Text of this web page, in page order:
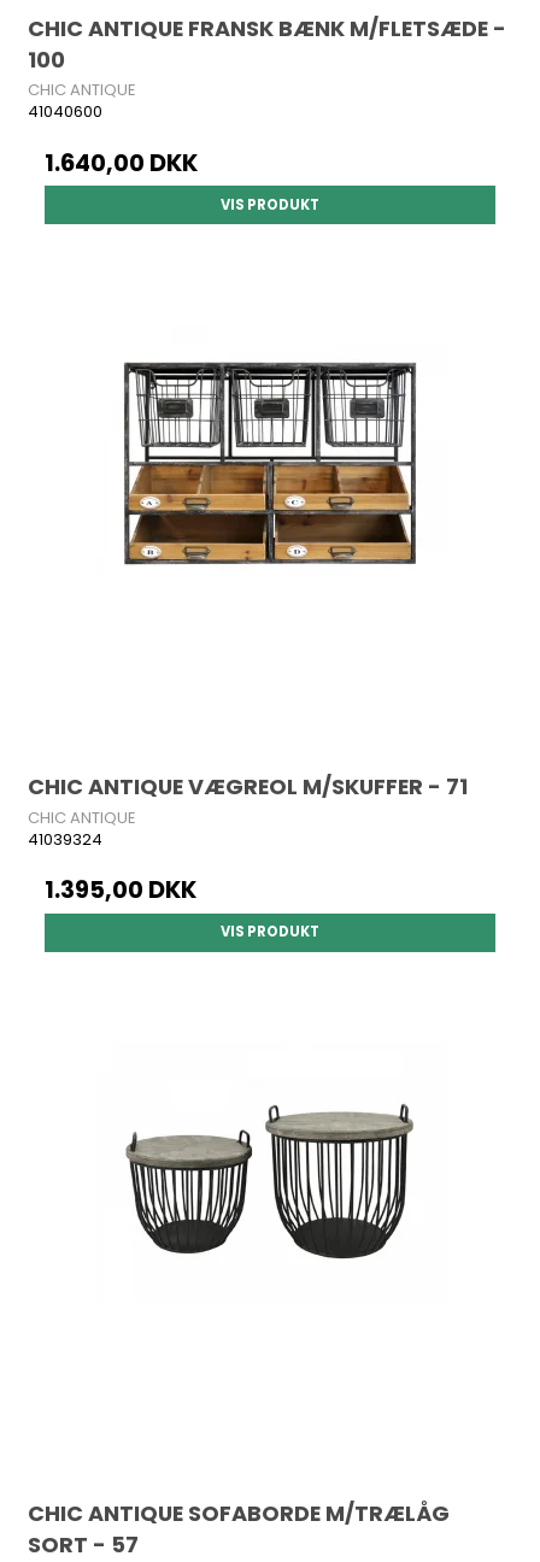
CHIC ANTIQUE FRANSK BÆNK M/FLETSÆDE -
100
CHIC ANTIQUE
41040600
1.640,00 DKK
VIS PRODUKT
CHIC ANTIQUE VÆGREOL M/SKUFFER - 71
CHIC ANTIQUE
41039324
1.395,00 DKK
VIS PRODUKT
CHIC ANTIQUE SOFABORDE M/TRÆLÅG
SORT - 57